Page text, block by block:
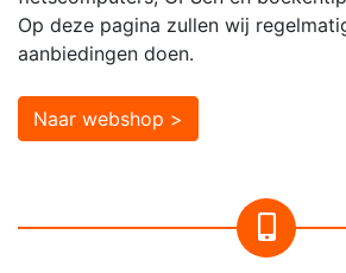
Op deze pagina zullen wij
aanbiedingen doen.
Naar webshop >